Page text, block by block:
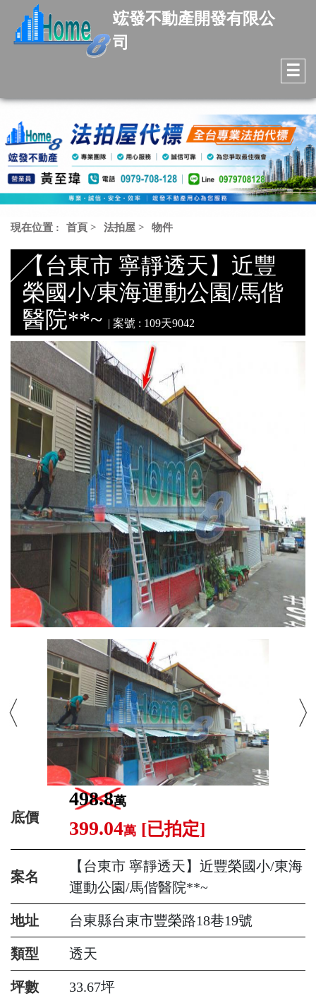
竤發不動產開發有限公
司
☰
現在位置 : 首頁 > 法拍屋 > 物件
【台東市 寧靜透天】近豐
榮國小/東海運動公園/馬偕
醫院**~ | 案號 : 109天9042
底價
498.8萬
399.04萬 [已拍定]
案名
【台東市 寧靜透天】近豐榮國小/東海
運動公園/馬偕醫院**~
地址 台東縣台東市豐榮路18巷19號
類型 透天
坪數 33.67坪